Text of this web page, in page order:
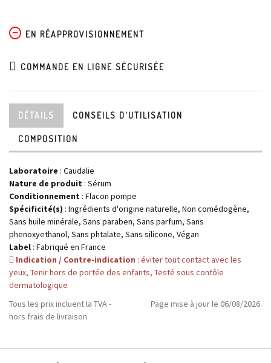
EN RÉAPPROVISIONNEMENT
COMMANDE EN LIGNE SÉCURISÉE
DÉTAILS CONSEILS D'UTILISATION
COMPOSITION
Laboratoire : Caudalie
Nature de produit : Sérum
Conditionnement : Flacon pompe
Spécificité(s) : Ingrédients d'origine naturelle, Non comédogène,
Sans huile minérale, Sans paraben, Sans parfum, Sans
phenoxyethanol, Sans phtalate, Sans silicone, Végan
Label : Fabriqué en France
Indication / Contre-indication : éviter tout contact avec les
yeux, Tenir hors de portée des enfants, Testé sous contôle
dermatologique
Tous les prix incluent la TVA -
hors frais de livraison.
Page mise à jour le 06/08/2026.